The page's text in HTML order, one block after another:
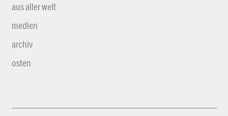
aus aller welt
medien
archiv
osten